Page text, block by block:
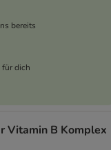
bereits
für dich
Vitamin B Komplex